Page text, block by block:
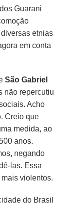
Guarani
etnias
em conta
São Gabriel
não repercutiu
Acho
Creio que
medida, ao
anos.
negando
las. Essa
violentos.
do Brasil